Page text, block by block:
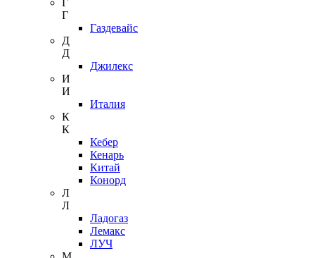
Г
Г
Газдевайс
Д
Д
Джилекс
И
И
Италия
К
К
Кебер
Кенарь
Китай
Конорд
Л
Л
Ладогаз
Лемакс
ЛУЧ